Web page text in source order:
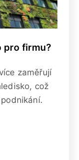
pro firmu?
zaměřují
což